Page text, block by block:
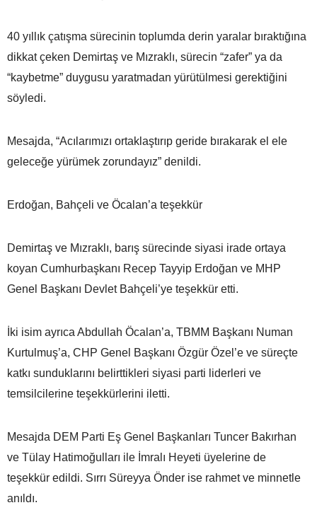
40 yıllık çatışma sürecinin toplumda derin yaralar bıraktığına
dikkat çeken Demirtaş ve Mızraklı, sürecin “zafer” ya da
“kaybetme” duygusu yaratmadan yürütülmesi gerektiğini
söyledi.
Mesajda, “Acılarımızı ortaklaştırıp geride bırakarak el ele
geleceğe yürümek zorundayız” denildi.
Erdoğan, Bahçeli ve Öcalan’a teşekkür
Demirtaş ve Mızraklı, barış sürecinde siyasi irade ortaya
koyan Cumhurbaşkanı Recep Tayyip Erdoğan ve MHP
Genel Başkanı Devlet Bahçeli’ye teşekkür etti.
İki isim ayrıca Abdullah Öcalan’a, TBMM Başkanı Numan
Kurtulmuş’a, CHP Genel Başkanı Özgür Özel’e ve süreçte
katkı sunduklarını belirttikleri siyasi parti liderleri ve
temsilcilerine teşekkürlerini iletti.
Mesajda DEM Parti Eş Genel Başkanları Tuncer Bakırhan
ve Tülay Hatimoğulları ile İmralı Heyeti üyelerine de
teşekkür edildi. Sırrı Süreyya Önder ise rahmet ve minnetle
anıldı.